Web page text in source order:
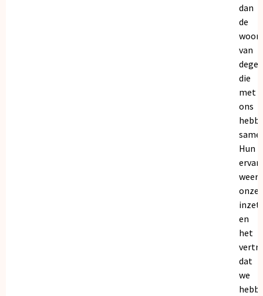
dan
de
van
die
met
ons
Hun
onze
inzet
en
het
dat
we